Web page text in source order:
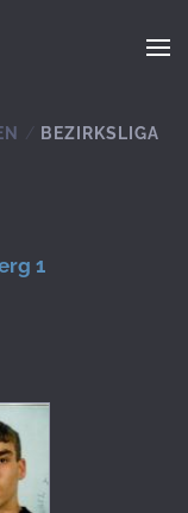
BEZIRKSLIGA
1